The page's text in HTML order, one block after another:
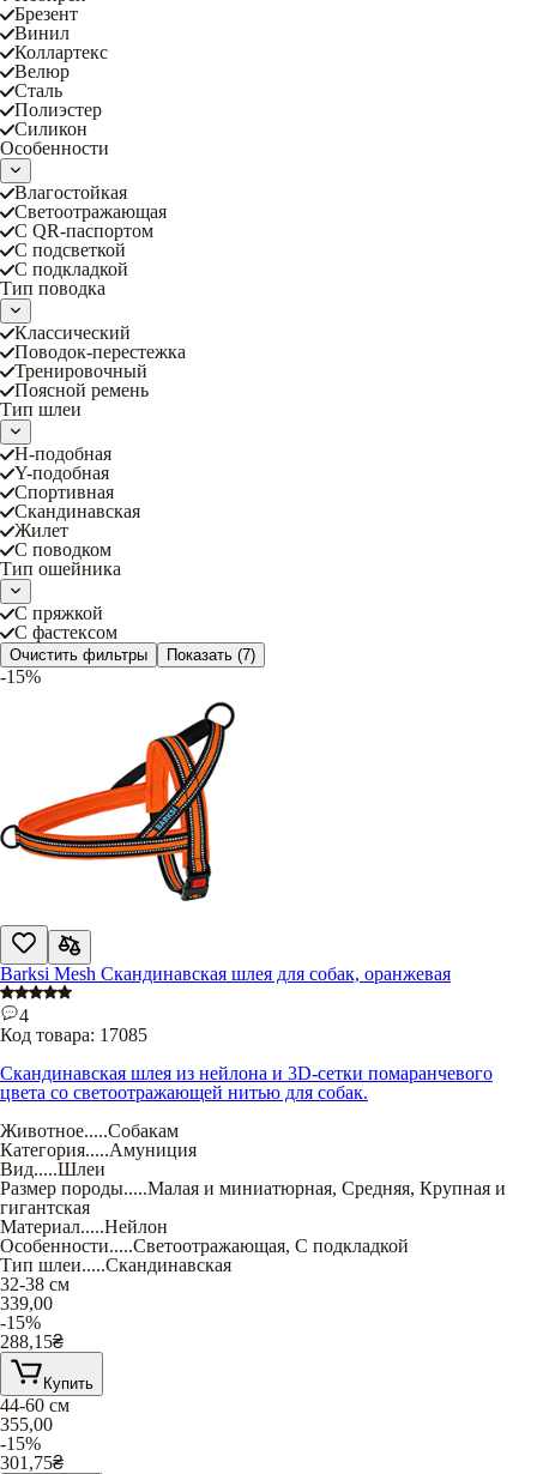
Брезент
Винил
Коллартекс
Велюр
Сталь
Полиэстер
Силикон
Особенности
Влагостойкая
Светоотражающая
С QR-паспортом
С подсветкой
С подкладкой
Тип поводка
Классический
Поводок-перестежка
Тренировочный
Поясной ремень
Тип шлеи
Н-подобная
Y-подобная
Спортивная
Скандинавская
Жилет
С поводком
Тип ошейника
С пряжкой
С фастексом
Очистить фильтры Показать (7)
-15%
Barksi Mesh Скандинавская шлея для собак, оранжевая
4
Код товара: 17085
Скандинавская шлея из нейлона и 3D-сетки помаранчевого
цвета со светоотражающей нитью для собак.
Животное.....Собакам
Категория.....Амуниция
Вид.....Шлеи
Размер породы.....Малая и миниатюрная, Средняя, Крупная и
гигантская
Материал.....Нейлон
Особенности.....Светоотражающая, С подкладкой
Тип шлеи.....Скандинавская
32-38 см
339,00
-15%
288,15₴
Купить
44-60 см
355,00
-15%
301,75₴